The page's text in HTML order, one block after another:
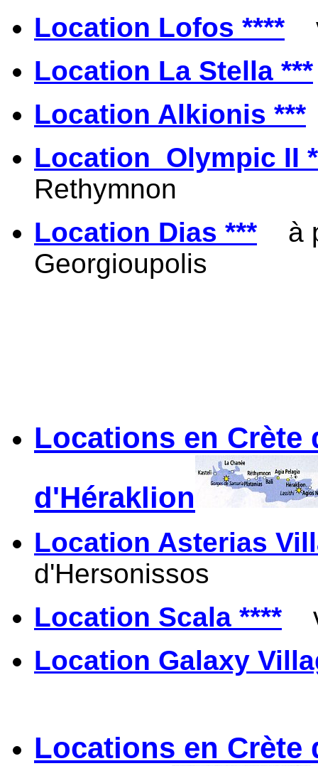
Location Lofos ****
Location La Stella ***
Location Alkionis ***
Location Olympic II
Location Dias ***
à
Georgioupolis
Locations en Crète
d'Héraklion
Location Asterias
d'Hersonissos
Location Scala ****
Location Galaxy
Locations en Crète